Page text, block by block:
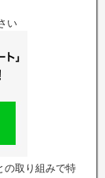
い
の取り組みで特